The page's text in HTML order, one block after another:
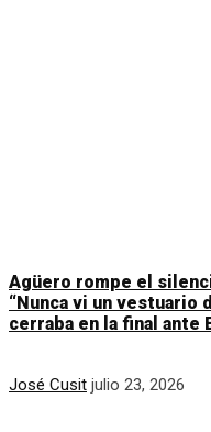
Agüero rompe el
“Nunca vi un vestuario
cerraba en la final ante
José Cusit julio 23, 2026